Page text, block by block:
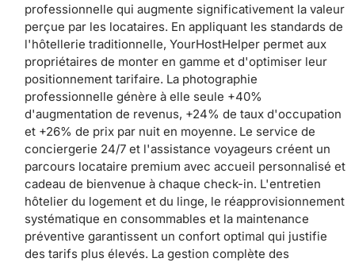
professionnelle qui augmente significativement la valeur
perçue par les locataires. En appliquant les standards de
l'hôtellerie traditionnelle, YourHostHelper permet aux
propriétaires de monter en gamme et d'optimiser leur
positionnement tarifaire. La photographie
professionnelle génère à elle seule +40%
d'augmentation de revenus, +24% de taux d'occupation
et +26% de prix par nuit en moyenne. Le service de
conciergerie 24/7 et l'assistance voyageurs créent un
parcours locataire premium avec accueil personnalisé et
cadeau de bienvenue à chaque check-in. L'entretien
hôtelier du logement et du linge, le réapprovisionnement
systématique en consommables et la maintenance
préventive garantissent un confort optimal qui justifie
des tarifs plus élevés. La gestion complète des